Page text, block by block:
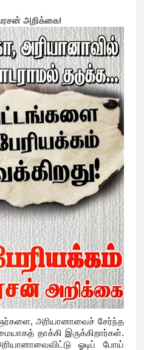
அறிக்கை!
அரியானாவைச் சேர்ந்த
தாக்கி இருக்கிறார்கள்.
ஓடிப் போய்